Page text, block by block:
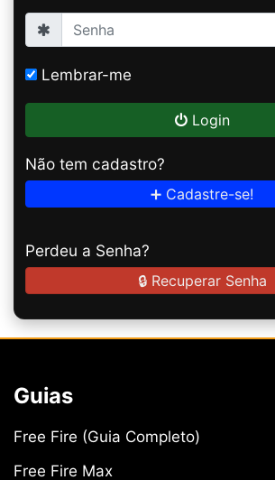
Lembrar-me
Login
Não tem cadastro?
➕ Cadastre-se!
Perdeu a Senha?
🔒 Recuperar Senha
Guias
Free Fire (Guia Completo)
Free Fire Max